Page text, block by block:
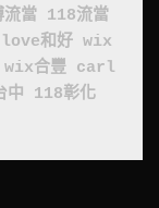
流當 118流當
love和好 wix
wix合豐 carl
中
118彰化